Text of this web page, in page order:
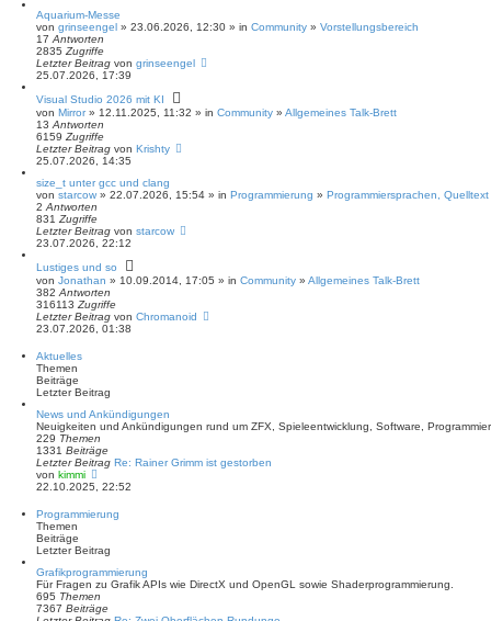
Aquarium-Messe
von grinseengel » 23.06.2026, 12:30 » in Community » Vorstellungsbereich
17 Antworten
2835 Zugriffe
Letzter Beitrag von grinseengel
25.07.2026, 17:39
Visual Studio 2026 mit KI
von Mirror» 12.11.2025, 11:32 » in Community » Allgemeines Talk-Brett
13 Antworten
6159 Zugriffe
Letzter Beitrag von Krishty
25.07.2026, 14:35
size_t unter gcc und clang
von starcow » 22.07.2026, 15:54 » in Programmierung » Programmiersprachen,
2 Antworten
831 Zugriffe
Letzter Beitrag von starcow
23.07.2026, 22:12
Lustiges und so
von Jonathan » 10.09.2014, 17:05 » in Community » Allgemeines Talk-Brett
382 Antworten
316113 Zugriffe
Letzter Beitrag von Chromanoid
23.07.2026, 01:38
Aktuelles
Themen
Beiträge
Letzter Beitrag
News und Ankündigungen
Neuigkeiten und Ankündigungen rund um ZFX, Spieleentwicklung, Software,
229 Themen
1331 Beiträge
Letzter Beitrag Re: Rainer Grimm ist gestorben
von kimmi
e
s
r
B
e
t
r
22.10.2025, 22:52
Programmierung
Themen
Beiträge
Letzter Beitrag
Grafikprogrammierung
Für Fragen zu Grafik APIs wie DirectX und OpenGL sowie Shaderprogrammierung.
695 Themen
7367 Beiträge